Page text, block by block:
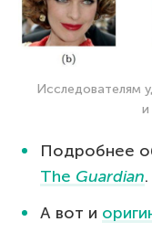
Исследователям
и
Подробнее
The Guardian.
А вот и